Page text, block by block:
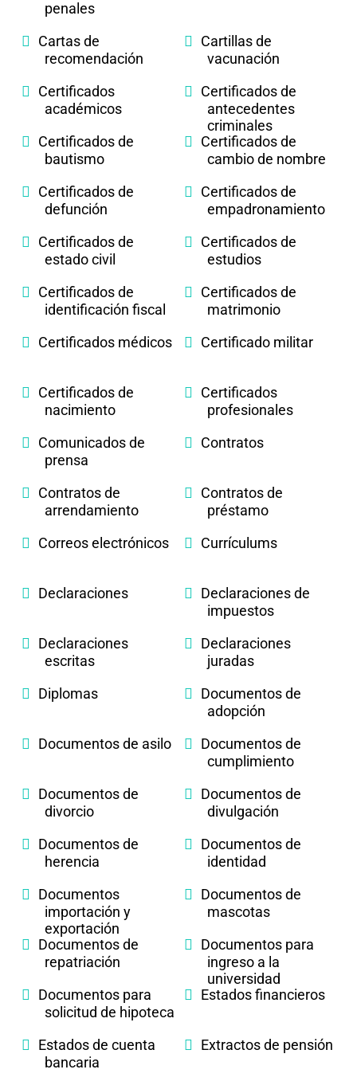
penales
Cartas de
recomendación
Cartillas de
vacunación
Certificados
académicos
Certificados de
antecedentes
criminales
Certificados de
bautismo
Certificados de
cambio de nombre
Certificados de
defunción
Certificados de
empadronamiento
Certificados de
estado civil
Certificados de
estudios
Certificados de
identificación fiscal
Certificados de
matrimonio
Certificados médicos
Certificado militar
Certificados de
nacimiento
Certificados
profesionales
Comunicados de
prensa
Contratos
Contratos de
arrendamiento
Contratos de
préstamo
Correos electrónicos
Currículums
Declaraciones
Declaraciones de
impuestos
Declaraciones
escritas
Declaraciones
juradas
Diplomas
Documentos de
adopción
Documentos de asilo
Documentos de
cumplimiento
Documentos de
divorcio
Documentos de
divulgación
Documentos de
herencia
Documentos de
identidad
Documentos
importación y
exportación
Documentos de
mascotas
Documentos de
repatriación
Documentos para
ingreso a la
universidad
Documentos para
solicitud de hipoteca
Estados financieros
Estados de cuenta
bancaria
Extractos de pensión